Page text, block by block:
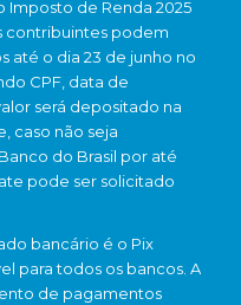
de Renda 2025
contribuintes podem
até o dia 23 de junho no
CPF, data de
será depositado na
caso não seja
do Brasil por até
pode ser solicitado
bancário é o Pix
para todos os bancos. A
de pagamentos